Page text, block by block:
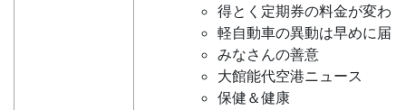
得とく定期券の料金が変わ
軽自動車の異動は早めに届
みなさんの善意
大館能代空港ニュース
保健＆健康